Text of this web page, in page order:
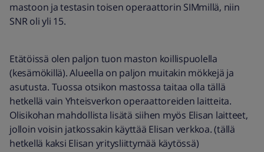
mastoon ja testasin toisen operaattorin SIMmillä, niin
SNR oli yli 15.
Etätöissä olen paljon tuon maston koillispuolella
(kesämökillä). Alueella on paljon muitakin mökkejä ja
asutusta. Tuossa otsikon mastossa taitaa olla tällä
hetkellä vain Yhteisverkon operaattoreiden laitteita.
Olisikohan mahdollista lisätä siihen myös Elisan laitteet,
jolloin voisin jatkossakin käyttää Elisan verkkoa. (tällä
hetkellä kaksi Elisan yritysliittymää käytössä)